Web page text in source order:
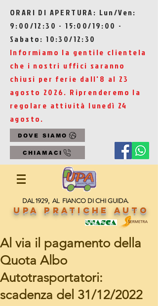
ORARI DI APERTURA: Lun/Ven:
9:00/12:30 - 15:00/19:00 -
Sabato: 10:30/12:30
Informiamo la gentile clientela
che i nostri uffici saranno
chiusi per ferie dall'8 al 23
agosto 2026. Riprenderemo la
regolare attività lunedì 24
agosto.
DOVE SIAMO
CHIAMACI
DAL 1929, AL FIANCO DI CHI GUIDA.
UPA Pratiche Auto
Al via il pagamento della
Quota Albo
Autotrasportatori:
scadenza del 31/12/2022